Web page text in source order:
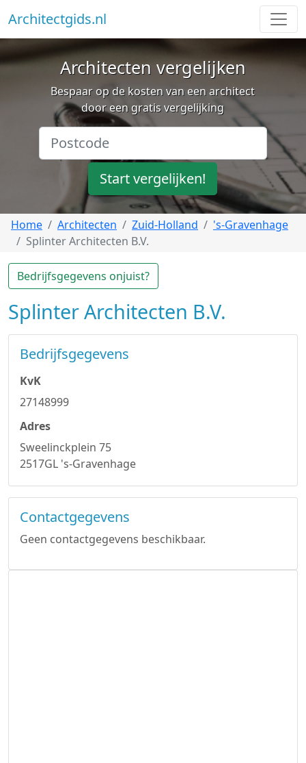
Architectgids.nl
Architecten vergelijken
Bespaar op de kosten van een architect
door een gratis vergelijking
Start vergelijken!
Home Architecten Zuid-Holland
's-Gravenhage
Splinter Architecten B.V.
Bedrijfsgegevens onjuist?
Splinter Architecten B.V.
Bedrijfsgegevens
KvK
27148999
Adres
Sweelinckplein 75
2517GL 's-Gravenhage
Contactgegevens
Geen contactgegevens beschikbaar.